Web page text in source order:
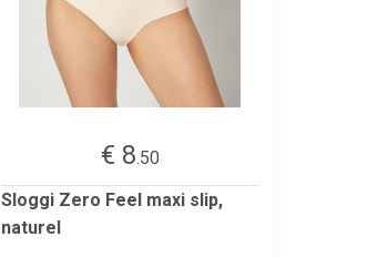
€ 8.50
Sloggi Zero Feel maxi slip,
naturel